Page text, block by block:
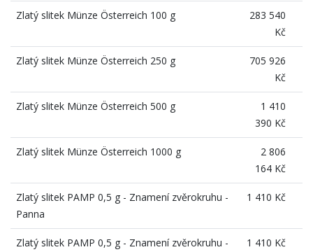
Zlatý slitek Münze Österreich 100 g
283 540
Kč
Zlatý slitek Münze Österreich 250 g
705 926
Kč
Zlatý slitek Münze Österreich 500 g
1 410
390 Kč
Zlatý slitek Münze Österreich 1000 g
2 806
164 Kč
Zlatý slitek PAMP 0,5 g - Znamení zvěrokruhu -
Panna
1 410 Kč
Zlatý slitek PAMP 0,5 g - Znamení zvěrokruhu -
1 410 Kč